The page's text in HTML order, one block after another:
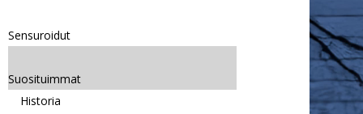
Sensuroidut
Suosituimmat
Historia